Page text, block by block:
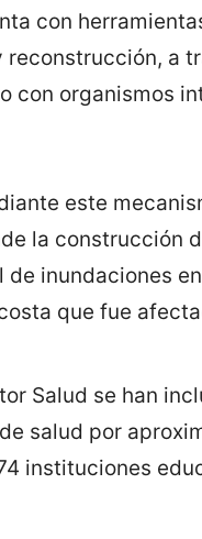
con
a
con organismos
este
la construcción
inundaciones
que fue
Salud se han
salud por
instituciones